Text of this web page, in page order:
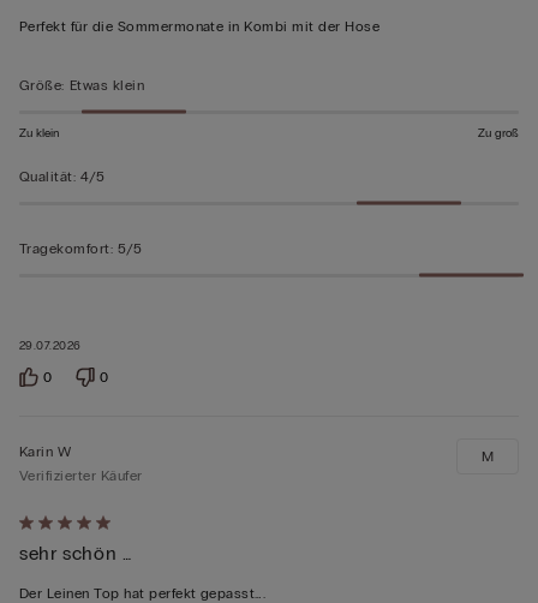
von
bewertet
29.07.2026
Perfekt für die Sommermonate in Kombi mit der Hose
Größe: Etwas klein
Zu klein Zu groß
Qualität: 4/5
Tragekomfort: 5/5
0 0
Mit
5
von
Karin W
Verifizierter Käufer
sehr schön …
Der Leinen Top hat perfekt gepasst….
M